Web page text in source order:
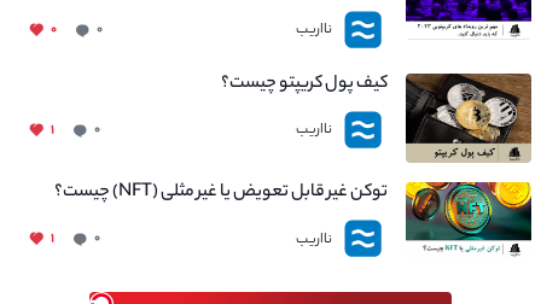
نااریب ۰ ۰
کیف پول کریپتو چیست؟
نااریب ۰ ۱
توکن غیر قابل تعویض یا غیر مثلی (NFT) چیست؟
نااریب ۰ ۱